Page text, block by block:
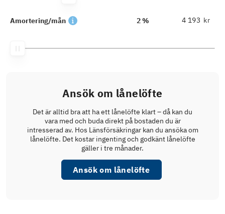
Amortering/mån 2 % kr
Ansök om lånelöfte
Det är alltid bra att ha ett lånelöfte klart – då kan du
vara med och buda direkt på bostaden du är
intresserad av. Hos Länsförsäkringar kan du ansöka om
lånelöfte. Det kostar ingenting och godkänt lånelöfte
gäller i tre månader.
Ansök om lånelöfte